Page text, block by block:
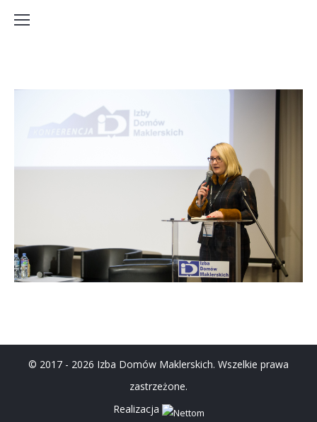
© 2017 - 2026 Izba Domów Maklerskich. Wszelkie prawa
zastrzeżone.
Realizacja